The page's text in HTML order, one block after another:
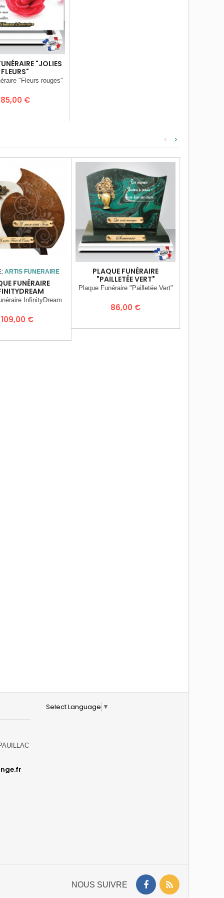
"JOLIES
FLEURS"
"Fleurs rouges"
Prix
85,00 €
>
<
ARTIS FUNERAIRE
FUNÉRAIRE
InfinityDream
Prix
109,00 €
PLAQUE FUNÉRAIRE
"PAILLETÉE VERT"
Plaque Funéraire "Pailletée Vert"
Prix
86,00 €
Select Language ▼
NOUS SUIVRE